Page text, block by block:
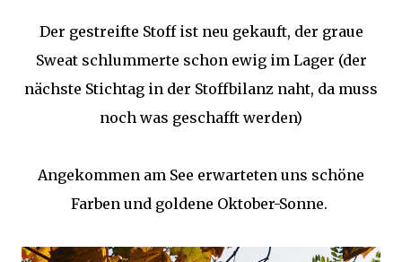
Der gestreifte Stoff ist neu gekauft, der graue
Sweat schlummerte schon ewig im Lager (der
nächste Stichtag in der Stoffbilanz naht, da muss
noch was geschafft werden)
Angekommen am See erwarteten uns schöne
Farben und goldene Oktober-Sonne.